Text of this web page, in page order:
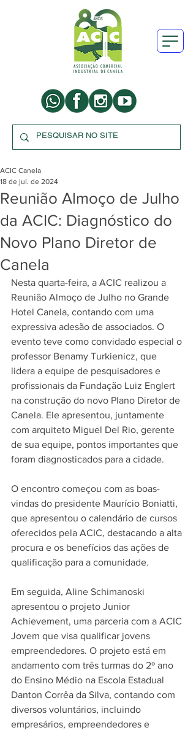
Reunião Almoço de Julho
da ACIC: Diagnóstico do
Novo Plano Diretor de
Canela
ACIC Canela
18 de jul. de 2024
Nesta quarta-feira, a ACIC realizou a
Reunião Almoço de Julho no Grande
Hotel Canela, contando com uma
expressiva adesão de associados. O
evento teve como convidado especial o
professor Benamy Turkienicz, que
lidera a equipe de pesquisadores e
profissionais da Fundação Luiz Englert
na construção do novo Plano Diretor de
Canela. Ele apresentou, juntamente
com arquiteto Miguel Del Rio, gerente
de sua equipe, pontos importantes que
foram diagnosticados para a cidade.
O encontro começou com as boas-
vindas do presidente Maurício Boniatti,
que apresentou o calendário de cursos
oferecidos pela ACIC, destacando a alta
procura e os benefícios das ações de
qualificação para a comunidade.
Em seguida, Aline Schimanoski
apresentou o projeto Junior
Achievement, uma parceria com a ACIC
Jovem que visa qualificar jovens
empreendedores. O projeto está em
andamento com três turmas do 2º ano
do Ensino Médio na Escola Estadual
Danton Corrêa da Silva, contando com
diversos voluntários, incluindo
empresários, empreendedores e